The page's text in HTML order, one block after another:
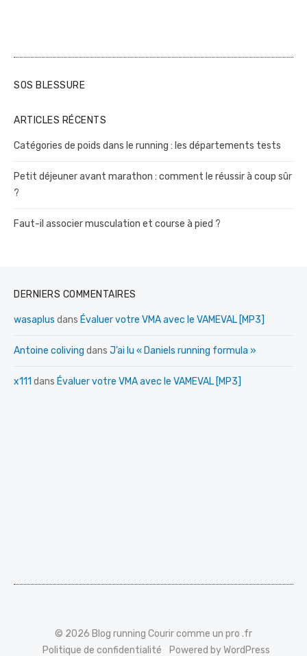
SOS BLESSURE
ARTICLES RÉCENTS
Catégories de poids dans le running : les départements tests
Petit déjeuner avant marathon : comment le réussir à coup sûr
?
Faut-il associer musculation et course à pied ?
DERNIERS COMMENTAIRES
wasaplus dans Évaluer votre VMA avec le VAMEVAL [MP3]
Antoine coliving dans J’ai lu « Daniels running formula »
x111 dans Évaluer votre VMA avec le VAMEVAL [MP3]
© 2026 Blog running Courir comme un pro .fr
Politique de confidentialité
Powered by WordPress